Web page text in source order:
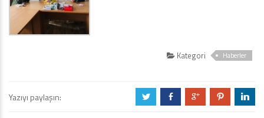
Kategori Haberler
Yazıyı paylaşın: a b c d j